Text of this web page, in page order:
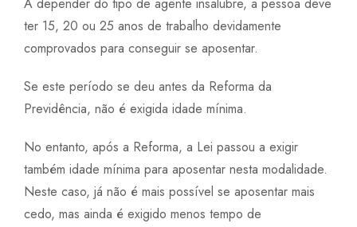
ter 15, 20 ou 25 anos de trabalho devidamente
comprovados para conseguir se aposentar.
Se este período se deu antes da Reforma da
Previdência, não é exigida idade mínima.
No entanto, após a Reforma, a Lei passou a exigir
também idade mínima para aposentar nesta modalidade.
Neste caso, já não é mais possível se aposentar mais
cedo, mas ainda é exigido menos tempo de